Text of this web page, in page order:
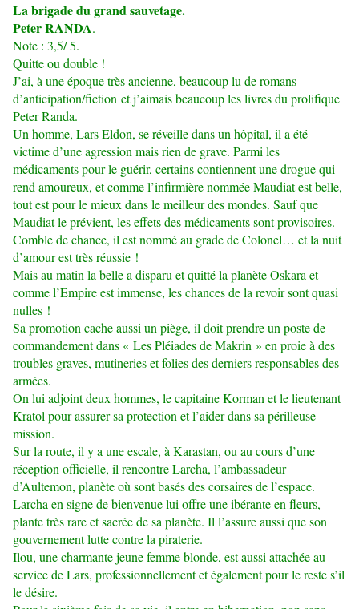
La brigade du grand sauvetage.
Peter RANDA.
Note : 3,5/ 5.
Quitte ou double !
J’ai, à une époque très ancienne, beaucoup lu de romans
d’anticipation/fiction et j’aimais beaucoup les livres du prolifique
Peter Randa.
Un homme, Lars Eldon, se réveille dans un hôpital, il a été
victime d’une agression mais rien de grave. Parmi les
médicaments pour le guérir, certains contiennent une drogue qui
rend amoureux, et comme l’infirmière nommée Maudiat est belle,
tout est pour le mieux dans le meilleur des mondes. Sauf que
Maudiat le prévient, les effets des médicaments sont provisoires.
Comble de chance, il est nommé au grade de Colonel… et la nuit
d’amour est très réussie !
Mais au matin la belle a disparu et quitté la planète Oskara et
comme l’Empire est immense, les chances de la revoir sont quasi
nulles !
Sa promotion cache aussi un piège, il doit prendre un poste de
commandement dans « Les Pléiades de Makrin » en proie à des
troubles graves, mutineries et folies des derniers responsables des
armées.
On lui adjoint deux hommes, le capitaine Korman et le lieutenant
Kratol pour assurer sa protection et l’aider dans sa périlleuse
mission.
Sur la route, il y a une escale, à Karastan, ou au cours d’une
réception officielle, il rencontre Larcha, l’ambassadeur
d’Aultemon, planète où sont basés des corsaires de l’espace.
Larcha en signe de bienvenue lui offre une ibérante en fleurs,
plante très rare et sacrée de sa planète. Il l’assure aussi que son
gouvernement lutte contre la piraterie.
Ilou, une charmante jeune femme blonde, est aussi attachée au
service de Lars, professionnellement et également pour le reste s’il
le désire.